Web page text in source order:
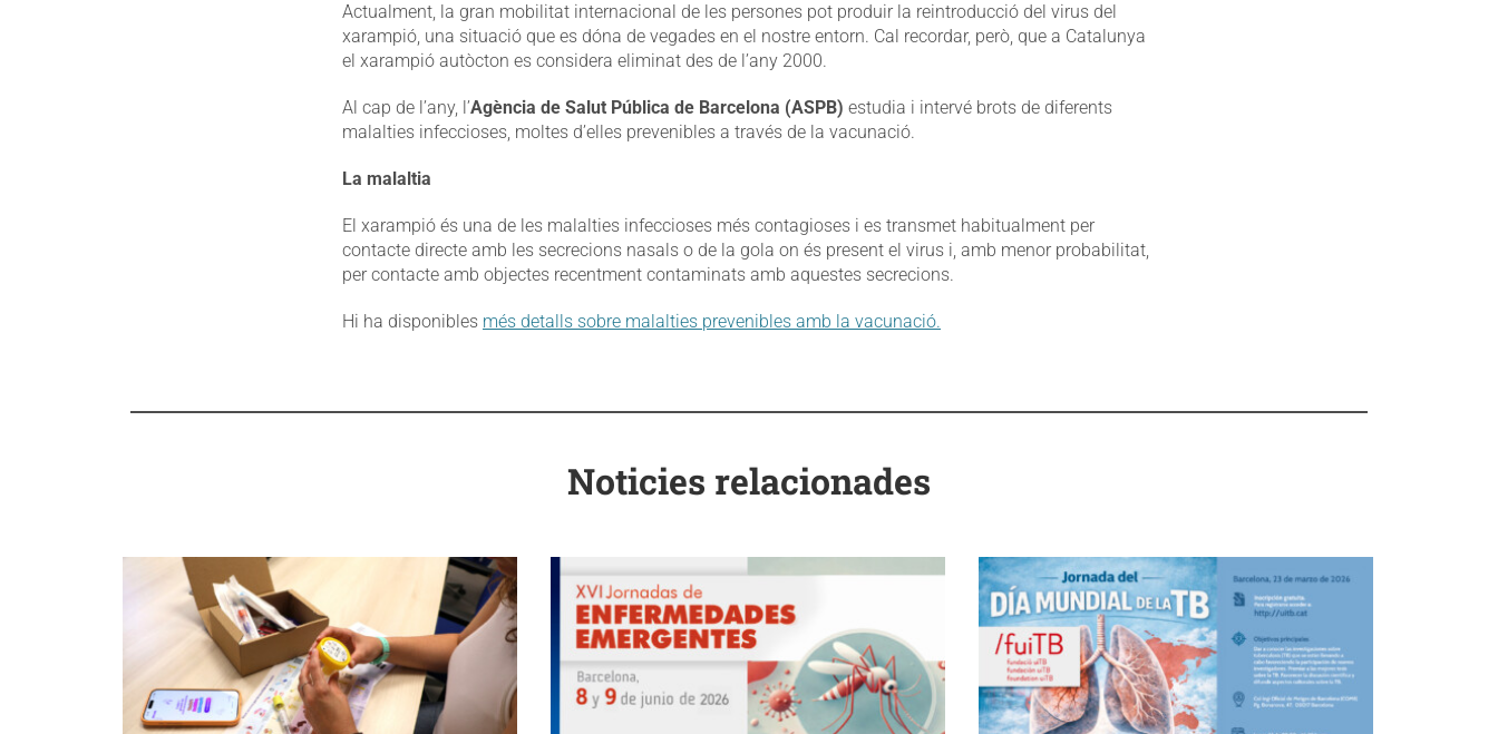
Actualment, la gran mobilitat internacional de les persones pot produir la reintroducció del virus del
xarampió, una situació que es dóna de vegades en el nostre entorn. Cal recordar, però, que a Catalunya
el xarampió autòcton es considera eliminat des de l’any 2000.
Al cap de l’any, l’Agència de Salut Pública de Barcelona (ASPB) estudia i intervé brots de diferents
malalties infeccioses, moltes d’elles prevenibles a través de la vacunació.
La malaltia
El xarampió és una de les malalties infeccioses més contagioses i es transmet habitualment per
contacte directe amb les secrecions nasals o de la gola on és present el virus i, amb menor probabilitat,
per contacte amb objectes recentment contaminats amb aquestes secrecions.
Hi ha disponibles més detalls sobre malalties prevenibles amb la vacunació.
Noticies relacionades